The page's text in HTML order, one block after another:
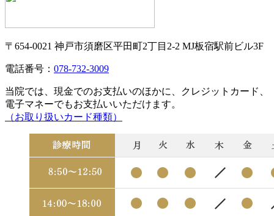
〒654-0021 神戸市須磨区平田町2丁目2-2 MJ板宿駅前ビル3F
電話番号： 078-732-3009
当院では、現金でのお支払いのほかに、クレジットカード、
電子マネーでもお支払いいただけます。
（お取り扱いカード種類）